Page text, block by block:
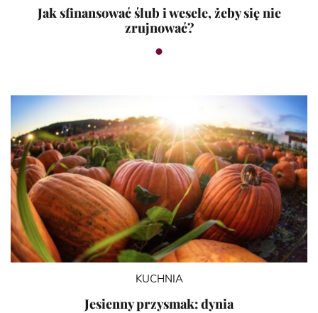
Jak sfinansować ślub i wesele, żeby się nie
zrujnować?
KUCHNIA
Jesienny przysmak: dynia